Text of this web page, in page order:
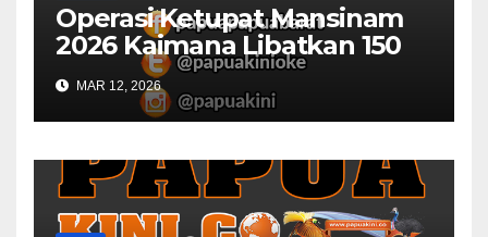
Operasi Ketupat Mansinam
2026 Kaimana Libatkan 150
Personil Gabungan
MAR 12, 2026